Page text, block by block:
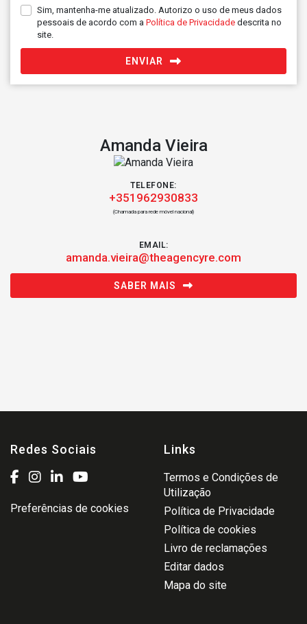
Sim, mantenha-me atualizado. Autorizo o uso de meus dados
pessoais de acordo com a Política de Privacidade descrita no
site.
ENVIAR
Amanda Vieira
TELEFONE:
+351962930833
(Chamada para rede móvel nacional)
EMAIL:
amanda.vieira@theagencyre.com
SABER MAIS
Redes Sociais
Preferências de cookies
Links
Termos e Condições de
Utilização
Política de Privacidade
Política de cookies
Livro de reclamações
Editar dados
Mapa do site